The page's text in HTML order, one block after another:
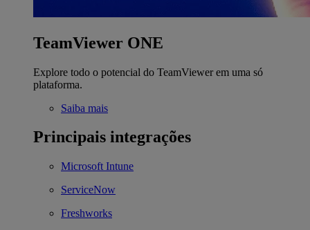
TeamViewer ONE
Explore todo o potencial do TeamViewer em uma só
plataforma.
Saiba mais
Principais integrações
Microsoft Intune
ServiceNow
Freshworks